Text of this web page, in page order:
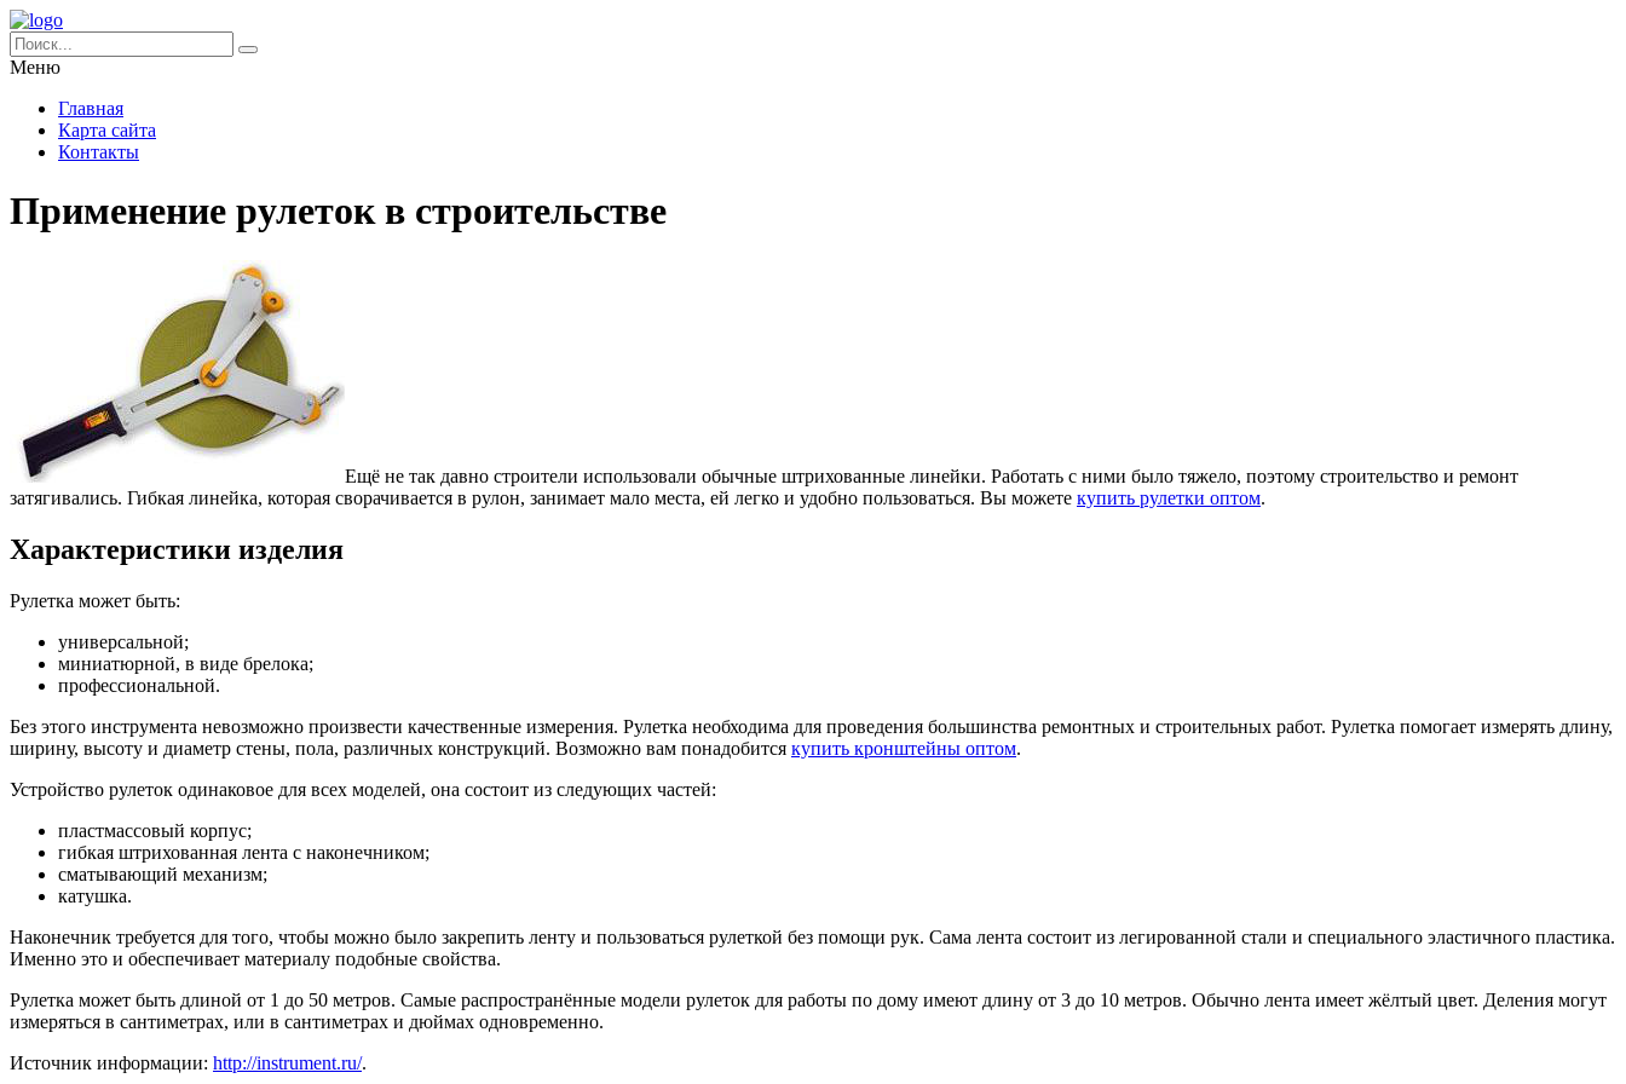
Меню
Главная
Карта сайта
Контакты
Применение рулеток в строительстве
Ещё не так давно строители использовали обычные штрихованные линейки. Работать с ними было тяжело, поэтому строительство и ремонт
затягивались. Гибкая линейка, которая сворачивается в рулон, занимает мало места, ей легко и удобно пользоваться. Вы можете купить рулетки оптом.
Характеристики изделия
Рулетка может быть:
универсальной;
миниатюрной, в виде брелока;
профессиональной.
Без этого инструмента невозможно произвести качественные измерения. Рулетка необходима для проведения большинства ремонтных и строительных работ. Рулетка помогает измерять длину,
ширину, высоту и диаметр стены, пола, различных конструкций. Возможно вам понадобится купить кронштейны оптом.
Устройство рулеток одинаковое для всех моделей, она состоит из следующих частей:
пластмассовый корпус;
гибкая штрихованная лента с наконечником;
сматывающий механизм;
катушка.
Наконечник требуется для того, чтобы можно было закрепить ленту и пользоваться рулеткой без помощи рук. Сама лента состоит из легированной стали и специального эластичного пластика.
Именно это и обеспечивает материалу подобные свойства.
Рулетка может быть длиной от 1 до 50 метров. Самые распространённые модели рулеток для работы по дому имеют длину от 3 до 10 метров. Обычно лента имеет жёлтый цвет. Деления могут
измеряться в сантиметрах, или в сантиметрах и дюймах одновременно.
Источник информации: http://instrument.ru/.